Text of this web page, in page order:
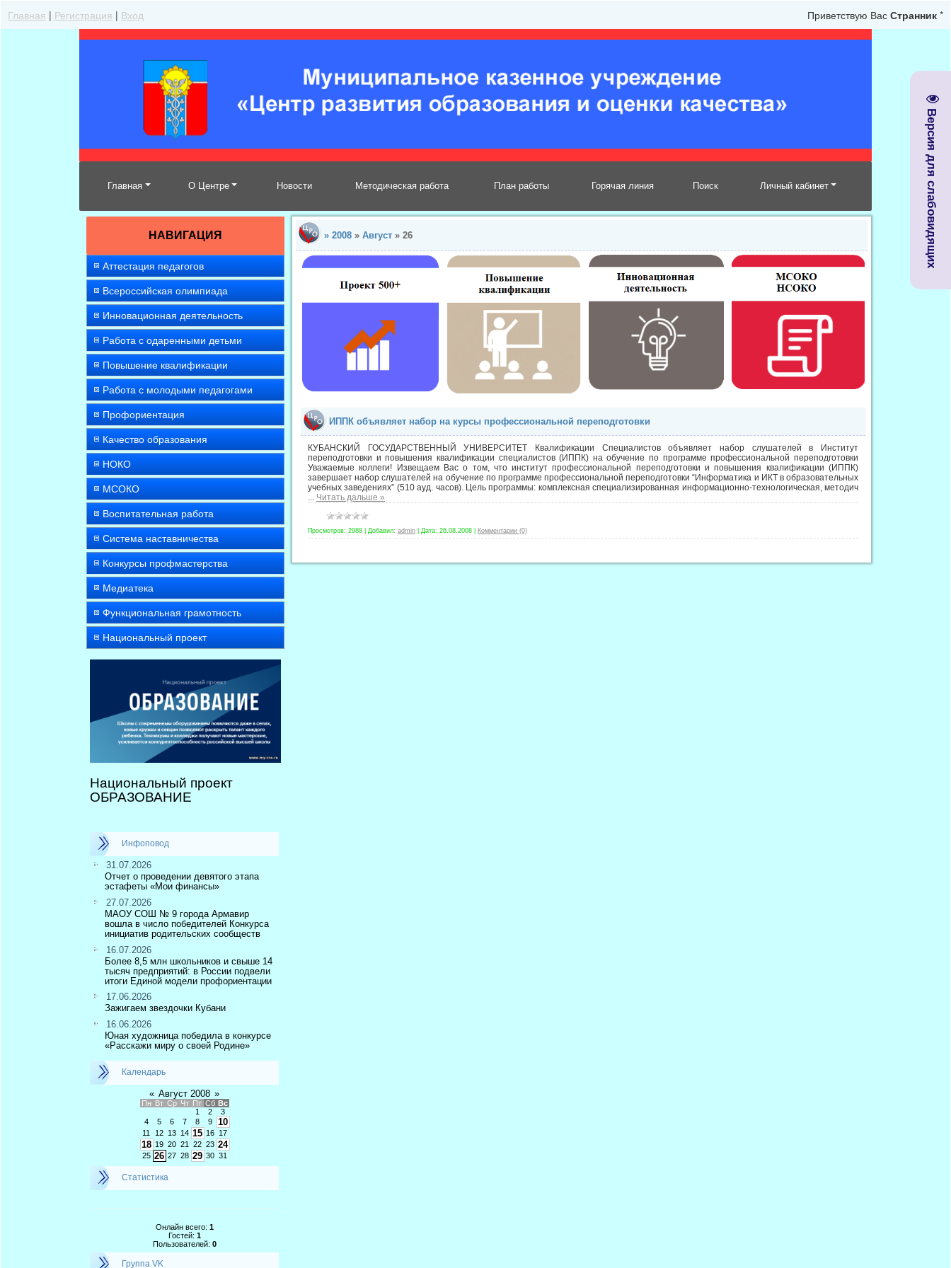
Версия для слабовидящих
Главная | Регистрация | Вход Приветствую Вас Странник *
Главная О Центре Новости Методическая работа План работы Горячая линия Поиск Личный кабинет
НАВИГАЦИЯ
Аттестация педагогов
Всероссийская олимпиада
Инновационная деятельность
Работа с одаренными детьми
Повышение квалификации
Работа с молодыми педагогами
Профориентация
Качество образования
НОКО
МСОКО
Воспитательная работа
Система наставничества
Конкурсы профмастерства
Медиатека
Функциональная грамотность
Национальный проект
Национальный проект
ОБРАЗОВАНИЕ
Инфоповод
31.07.2026
Отчет о проведении девятого этапа
эстафеты «Мои финансы»
27.07.2026
МАОУ СОШ № 9 города Армавир
вошла в число победителей Конкурса
инициатив родительских сообществ
16.07.2026
Более 8,5 млн школьников и свыше 14
тысяч предприятий: в России подвели
итоги Единой модели профориентации
17.06.2026
Зажигаем звездочки Кубани
16.06.2026
Юная художница победила в конкурсе
«Расскажи миру о своей Родине»
Календарь
« Август 2008 »
Пн Вт Ср Чт Пт Сб Вс
1
2
3
4
5 6 7 8 9 10
11 12 13 14 15 16 17
18 19 20 21 22 23 24
25 26 27 28 29 30 31
Статистика
Онлайн всего: 1
Гостей: 1
Пользователей: 0
Группа VK
» 2008 » Август » 26
ИППК объявляет набор на курсы профессиональной переподготовки
КУБАНСКИЙ ГОСУДАРСТВЕННЫЙ УНИВЕРСИТЕТ Квалификации Специалистов объявляет набор слушателей в Институт
переподготовки и повышения квалификации специалистов (ИППК) на обучение по программе профессиональной переподготовки
Уважаемые коллеги! Извещаем Вас о том, что институт профессиональной переподготовки и повышения квалификации (ИППК)
завершает набор слушателей на обучение по программе профессиональной переподготовки “Информатика и ИКТ в образовательных
учебных заведениях” (510 ауд. часов). Цель программы: комплексная специализированная информационно-технологическая, методич
... Читать дальше »
Просмотров: 2988 Добавил: admin Дата: 26.08.2008 Комментарии (0)